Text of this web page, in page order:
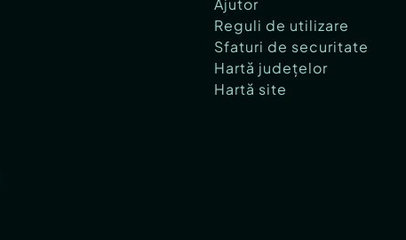
Ajutor
Reguli de utilizare
Sfaturi de securitate
Hartă județelor
Hartă site